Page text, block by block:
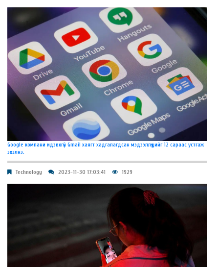
Google компани идэвхгүй Gmail хаягт хадгалагдсан мэдээллүүдийг 12 сараас устгаж
эхэлнэ.
Technology 2023-11-30 17:03:41 1929